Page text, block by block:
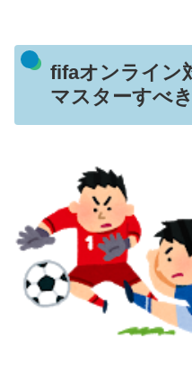
fifaオンライン
マスターすべ